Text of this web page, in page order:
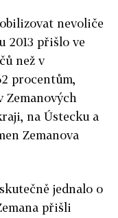
nevoliče
2013 přišlo ve
než v
procentům,
Zemanových
na Ústecku a
Zemanova
jednalo o
přišli